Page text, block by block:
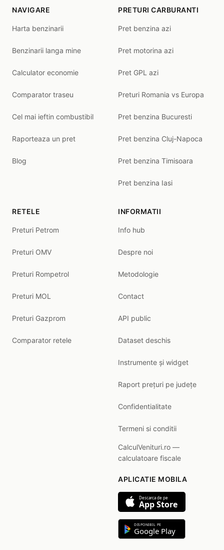
NAVIGARE
Harta benzinarii
Benzinarii langa mine
Calculator economie
Comparator traseu
Cel mai ieftin combustibil
Raporteaza un pret
Blog
PRETURI CARBURANTI
Pret benzina azi
Pret motorina azi
Pret GPL azi
Preturi Romania vs Europa
Pret benzina Bucuresti
Pret benzina Cluj-Napoca
Pret benzina Timisoara
Pret benzina Iasi
RETELE
Preturi Petrom
Preturi OMV
Preturi Rompetrol
Preturi MOL
Preturi Gazprom
Comparator retele
INFORMATII
Info hub
Despre noi
Metodologie
Contact
API public
Dataset deschis
Instrumente și widget
Raport prețuri pe județe
Confidentialitate
Termeni si conditii
CalculVenituri.ro —
calculatoare fiscale
APLICATIE MOBILA
Descarca de pe
App Store
DISPONIBIL PE
Google Play